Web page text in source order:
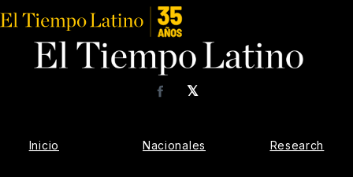
𝕏
Facebook
Inicio Nacionales Research